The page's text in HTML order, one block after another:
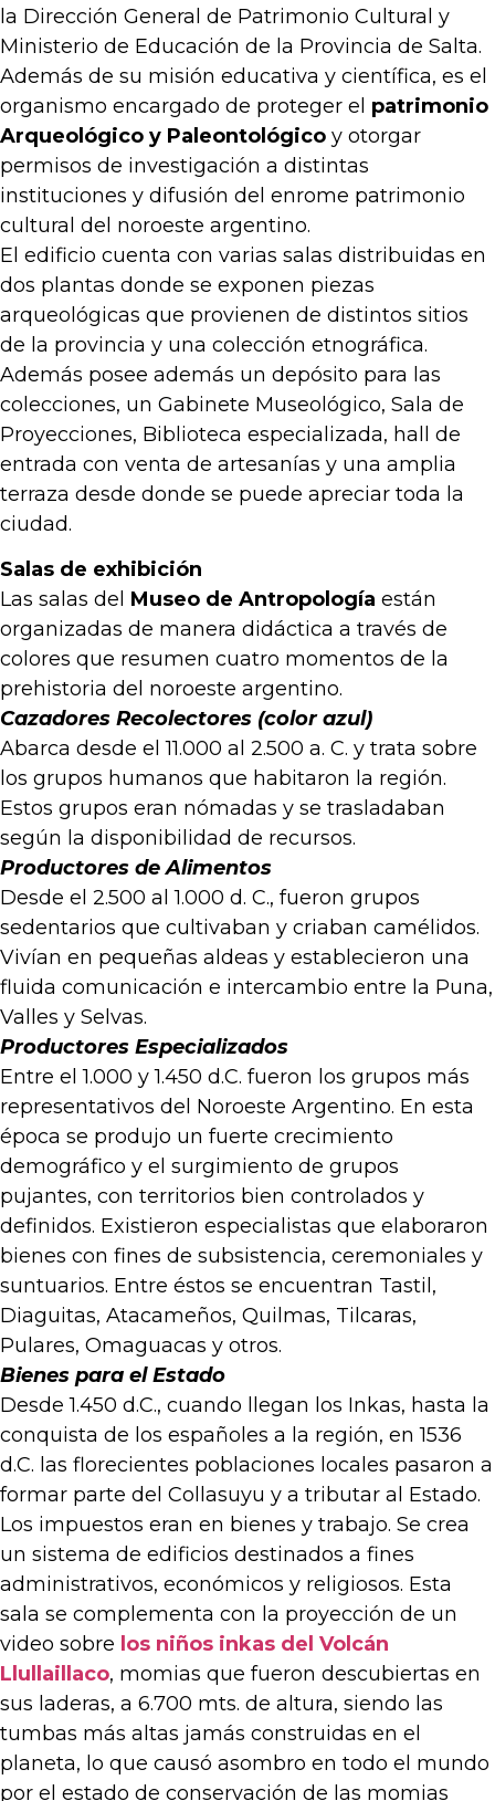
la Dirección General de Patrimonio Cultural y
Ministerio de Educación de la Provincia de Salta.
Además de su misión educativa y científica, es el
organismo encargado de proteger el patrimonio
Arqueológico y Paleontológico y otorgar
permisos de investigación a distintas
instituciones y difusión del enrome patrimonio
cultural del noroeste argentino.
El edificio cuenta con varias salas distribuidas en
dos plantas donde se exponen piezas
arqueológicas que provienen de distintos sitios
de la provincia y una colección etnográfica.
Además posee además un depósito para las
colecciones, un Gabinete Museológico, Sala de
Proyecciones, Biblioteca especializada, hall de
entrada con venta de artesanías y una amplia
terraza desde donde se puede apreciar toda la
ciudad.
Salas de exhibición
Las salas del Museo de Antropología están
organizadas de manera didáctica a través de
colores que resumen cuatro momentos de la
prehistoria del noroeste argentino.
Cazadores Recolectores (color azul)
Abarca desde el 11.000 al 2.500 a. C. y trata sobre
los grupos humanos que habitaron la región.
Estos grupos eran nómadas y se trasladaban
según la disponibilidad de recursos.
Productores de Alimentos
Desde el 2.500 al 1.000 d. C., fueron grupos
sedentarios que cultivaban y criaban camélidos.
Vivían en pequeñas aldeas y establecieron una
fluida comunicación e intercambio entre la Puna,
Valles y Selvas.
Productores Especializados
Entre el 1.000 y 1.450 d.C. fueron los grupos más
representativos del Noroeste Argentino. En esta
época se produjo un fuerte crecimiento
demográfico y el surgimiento de grupos
pujantes, con territorios bien controlados y
definidos. Existieron especialistas que elaboraron
bienes con fines de subsistencia, ceremoniales y
suntuarios. Entre éstos se encuentran Tastil,
Diaguitas, Atacameños, Quilmas, Tilcaras,
Pulares, Omaguacas y otros.
Bienes para el Estado
Desde 1.450 d.C., cuando llegan los Inkas, hasta la
conquista de los españoles a la región, en 1536
d.C. las florecientes poblaciones locales pasaron a
formar parte del Collasuyu y a tributar al Estado.
Los impuestos eran en bienes y trabajo. Se crea
un sistema de edificios destinados a fines
administrativos, económicos y religiosos. Esta
sala se complementa con la proyección de un
video sobre los niños inkas del Volcán
Llullaillaco, momias que fueron descubiertas en
sus laderas, a 6.700 mts. de altura, siendo las
tumbas más altas jamás construidas en el
planeta, lo que causó asombro en todo el mundo
por el estado de conservación de las momias